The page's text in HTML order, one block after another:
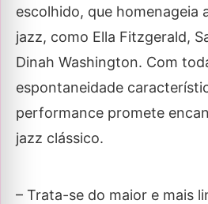
escolhido, que homenageia
jazz, como Ella Fitzgerald,
Dinah Washington. Com
espontaneidade
performance promete
jazz clássico.
– Trata-se do maior e mais